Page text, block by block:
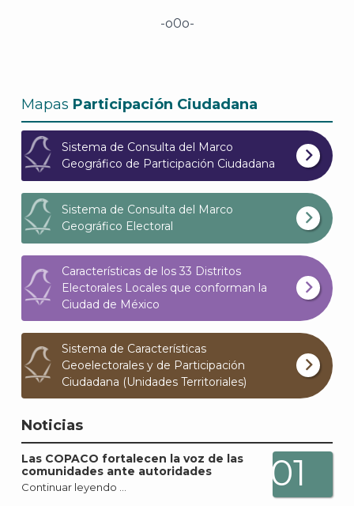
-o0o-
Mapas Participación Ciudadana
Sistema de Consulta del Marco
Geográfico de Participación Ciudadana
Sistema de Consulta del Marco
Geográfico Electoral
Características de los 33 Distritos
Electorales Locales que conforman la
Ciudad de México
Sistema de Características
Geoelectorales y de Participación
Ciudadana (Unidades Territoriales)
Noticias
Las COPACO fortalecen la voz de las
comunidades ante autoridades
Continuar leyendo … 01